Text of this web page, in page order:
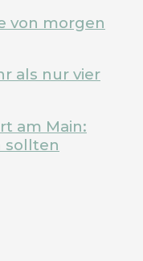
von morgen
als nur vier
am Main:
sollten